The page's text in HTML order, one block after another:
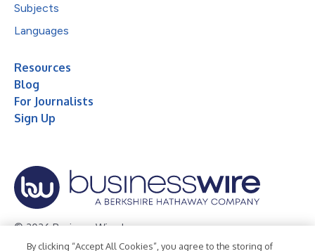
Subjects
Languages
Resources
Blog
For Journalists
Sign Up
© 2026 Business Wire, Inc.
By clicking “Accept All Cookies”, you agree to the storing of